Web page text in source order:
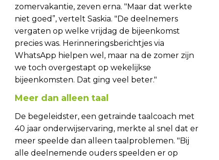
zomervakantie, zeven erna. "Maar dat werkte
niet goed”, vertelt Saskia. "De deelnemers
vergaten op welke vrijdag de bijeenkomst
precies was. Herinneringsberichtjes via
WhatsApp hielpen wel, maar na de zomer zijn
we toch overgestapt op wekelijkse
bijeenkomsten. Dat ging veel beter."
Meer dan alleen taal
De begeleidster, een getrainde taalcoach met
40 jaar onderwijservaring, merkte al snel dat er
meer speelde dan alleen taalproblemen. "Bij
alle deelnemende ouders speelden er op